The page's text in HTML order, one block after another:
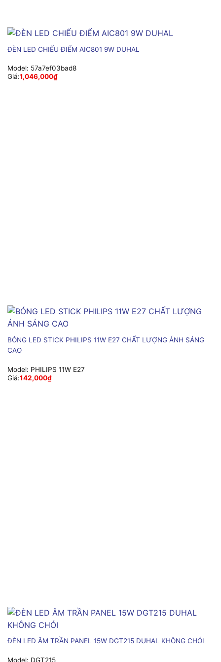
ĐÈN LED CHIẾU ĐIỂM AIC801 9W DUHAL
Model: 57a7ef03bad8
Giá:1,046,000₫
BÓNG LED STICK PHILIPS 11W E27 CHẤT LƯỢNG ÁNH SÁNG
CAO
Model: PHILIPS 11W E27
Giá:142,000₫
ĐÈN LED ÂM TRẦN PANEL 15W DGT215 DUHAL KHÔNG CHÓI
Model: DGT215